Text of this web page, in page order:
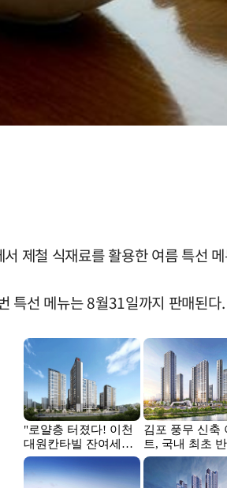
제철 식재료를 활용한 여름 특선
특선 메뉴는 8월31일까지 판매된다.